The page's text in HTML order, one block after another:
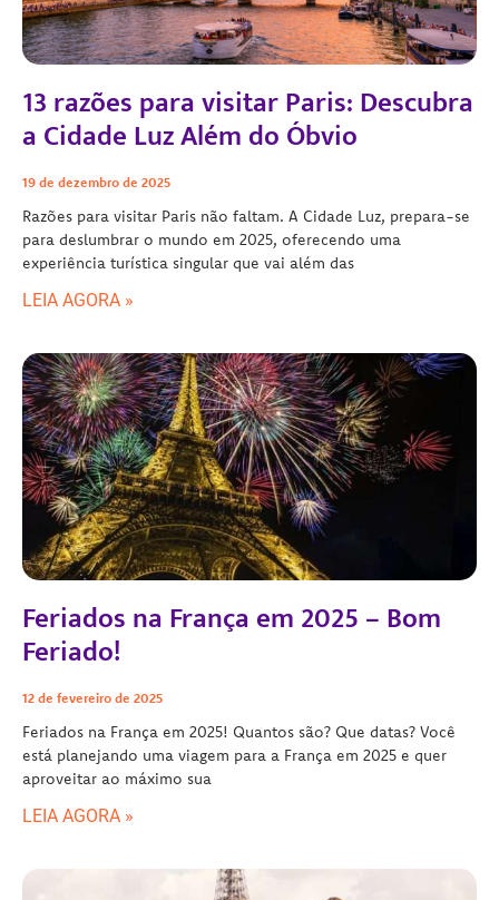
13 razões para visitar Paris: Descubra
a Cidade Luz Além do Óbvio
19 de dezembro de 2025
Razões para visitar Paris não faltam. A Cidade Luz, prepara-se
para deslumbrar o mundo em 2025, oferecendo uma
experiência turística singular que vai além das
LEIA AGORA »
Feriados na França em 2025 – Bom
Feriado!
12 de fevereiro de 2025
Feriados na França em 2025! Quantos são? Que datas? Você
está planejando uma viagem para a França em 2025 e quer
aproveitar ao máximo sua
LEIA AGORA »